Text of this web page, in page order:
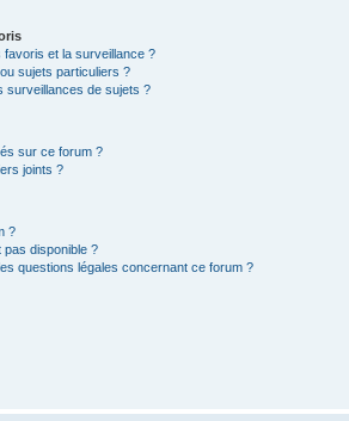
et la surveillance ?
sujets particuliers ?
surveillances de sujets ?
sur ce forum ?
joints ?
?
pas disponible ?
questions légales concernant ce forum ?